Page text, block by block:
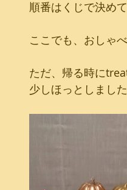
順番はくじで決め
ここでも、おしゃ
ただ、帰る時に
少しほっとしました